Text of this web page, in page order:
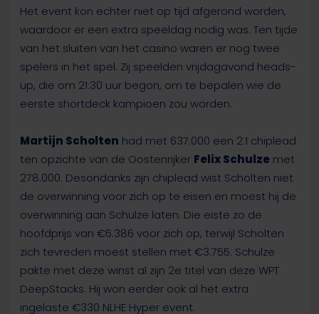
Het event kon echter niet op tijd afgerond worden,
waardoor er een extra speeldag nodig was. Ten tijde
van het sluiten van het casino waren er nog twee
spelers in het spel. Zij speelden vrijdagavond heads-
up, die om 21:30 uur begon, om te bepalen wie de
eerste shortdeck kampioen zou worden.
Martijn Scholten had met 637.000 een 2:1 chiplead
ten opzichte van de Oostenrijker Felix Schulze met
278.000. Desondanks zijn chiplead wist Scholten niet
de overwinning voor zich op te eisen en moest hij de
overwinning aan Schulze laten. Die eiste zo de
hoofdprijs van €6.386 voor zich op, terwijl Scholten
zich tevreden moest stellen met €3.755. Schulze
pakte met deze winst al zijn 2e titel van deze WPT
DeepStacks. Hij won eerder ook al het extra
ingelaste €330 NLHE Hyper event.